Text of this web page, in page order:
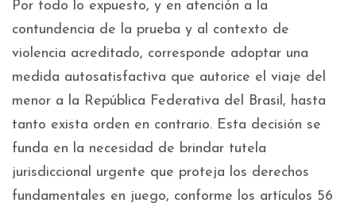
Por todo lo expuesto, y en atención a la
contundencia de la prueba y al contexto de
violencia acreditado, corresponde adoptar una
medida autosatisfactiva que autorice el viaje del
menor a la República Federativa del Brasil, hasta
tanto exista orden en contrario. Esta decisión se
funda en la necesidad de brindar tutela
jurisdiccional urgente que proteja los derechos
fundamentales en juego, conforme los artículos 56